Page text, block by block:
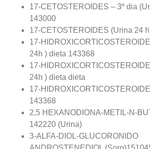
17-CETOSTEROIDES – 3º dia
143000
17-CETOSTEROIDES (Urina 24
17-
24h ) dieta 143368
17-
24h ) dieta dieta
17-
143368
2,5 HEXANODIONA-METIL-N-
142220 (Urina)
3-ALFA-DIOL-GLUCORONIDO